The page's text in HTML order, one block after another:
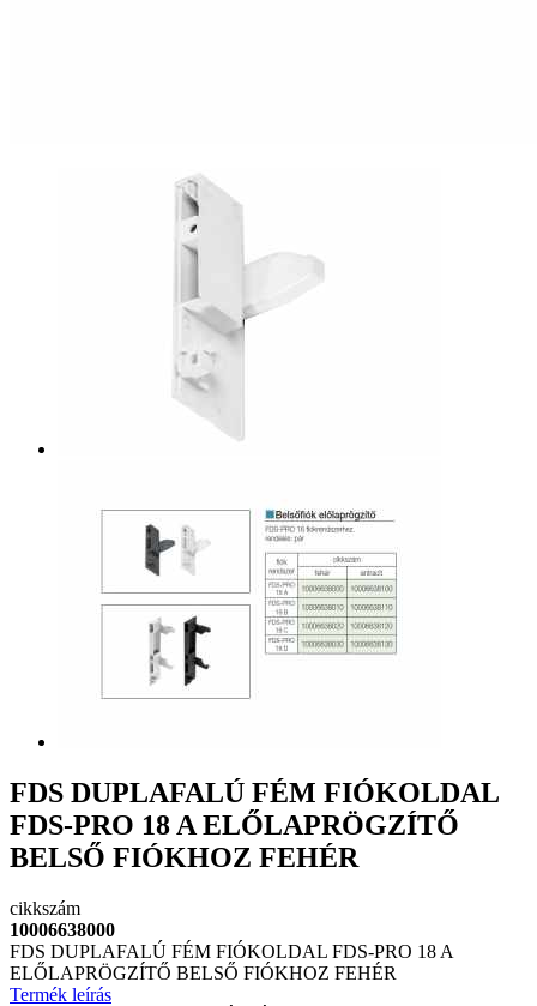
FDS DUPLAFALÚ FÉM FIÓKOLDAL
FDS-PRO 18 A ELŐLAPRÖGZÍTŐ
BELSŐ FIÓKHOZ FEHÉR
cikkszám
10006638000
FDS DUPLAFALÚ FÉM FIÓKOLDAL FDS-PRO 18 A
ELŐLAPRÖGZÍTŐ BELSŐ FIÓKHOZ FEHÉR
Termék leírás